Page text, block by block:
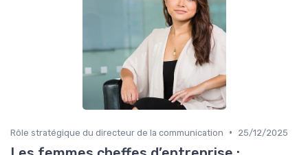
Rôle stratégique du directeur de la communication • 25/12/2025